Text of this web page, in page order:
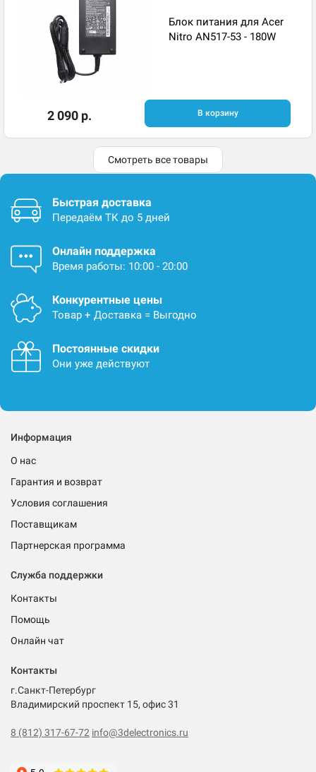
Блок питания для Acer
Nitro AN517-53 - 180W
2 090 р. В корзину
Смотреть все товары
Быстрая доставка
Передаём ТК до 5 дней
Онлайн поддержка
Время работы: 10:00 - 20:00
Конкурентные цены
Товар + Доставка = Выгодно
Постоянные скидки
Они уже действуют
Информация
О нас
Гарантия и возврат
Условия соглашения
Поставщикам
Партнерская программа
Служба поддержки
Контакты
Помощь
Онлайн чат
Контакты
г.Санкт-Петербург
Владимирский проспект 15, офис 31
8 (812) 317-67-72 info@3delectronics.ru